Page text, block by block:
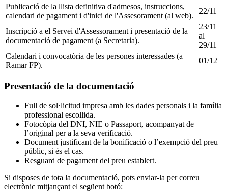
Publicació de la llista definitiva d'admesos, instruccions,
calendari de pagament i d'inici de l'Assesorament (al web).
22/11
Inscripció a el Servei d'Assessorament i presentació de la
documentació de pagament (a Secretaria).
23/11
al
29/11
Calendari i convocatòria de les persones interessades (a
Ramar FP).
01/12
Presentació de la documentació
Full de sol·licitud impresa amb les dades personals i la família
professional escollida.
Fotocòpia del DNI, NIE o Passaport, acompanyat de
l’original per a la seva verificació.
Document justificant de la bonificació o l’exempció del preu
públic, si és el cas.
Resguard de pagament del preu establert.
Si disposes de tota la documentació, pots enviar-la per correu
electrònic mitjançant el següent botó: